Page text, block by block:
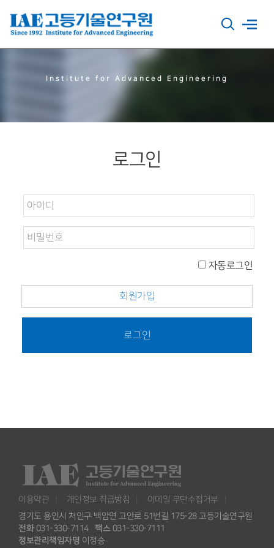
Institute for Advanced Engineering
로그인
자동로그인
회원가입
로그인
이용약관 개인정보 취급방침
이메일 무단수집거부
경기도 용인시 처인구 백암면 고안로 51번길 175-28 고등기술연구원
전화031-330-7114 팩스031-330-7111
정보관리책임자명 이정승